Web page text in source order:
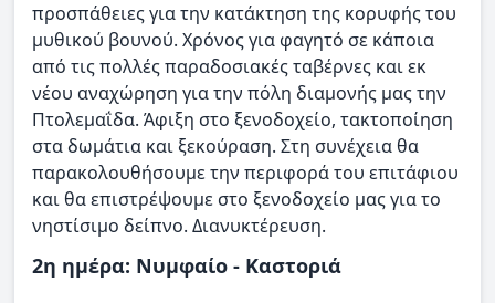
προσπάθειες για την κατάκτηση της κορυφής του
μυθικού βουνού. Χρόνος για φαγητό σε κάποια
από τις πολλές παραδοσιακές ταβέρνες και εκ
νέου αναχώρηση για την πόλη διαμονής μας την
Πτολεμαΐδα. Άφιξη στο ξενοδοχείο, τακτοποίηση
στα δωμάτια και ξεκούραση. Στη συνέχεια θα
παρακολουθήσουμε την περιφορά του επιτάφιου
και θα επιστρέψουμε στο ξενοδοχείο μας για το
νηστίσιμο δείπνο. Διανυκτέρευση.
2η ημέρα: Νυμφαίο - Καστοριά